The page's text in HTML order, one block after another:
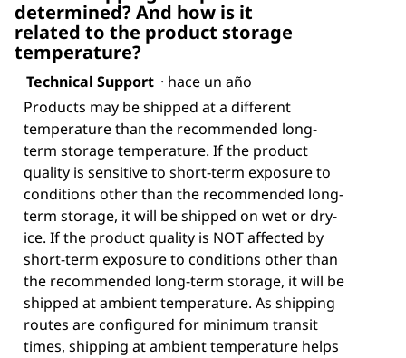
determined? And how is it
related to the product storage
temperature?
Technical Support · hace un año
Products may be shipped at a different
temperature than the recommended long-
term storage temperature. If the product
quality is sensitive to short-term exposure to
conditions other than the recommended long-
term storage, it will be shipped on wet or dry-
ice. If the product quality is NOT affected by
short-term exposure to conditions other than
the recommended long-term storage, it will be
shipped at ambient temperature. As shipping
routes are configured for minimum transit
times, shipping at ambient temperature helps